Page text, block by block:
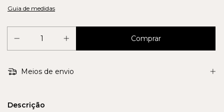
Guia de medidas
Meios de envio
Descrição